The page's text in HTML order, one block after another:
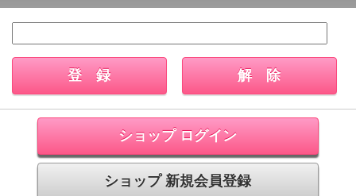
ショップ ログイン
ショップ 新規会員登録